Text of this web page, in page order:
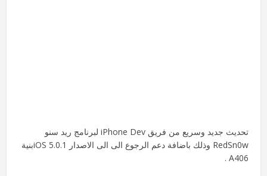
تحديث جديد وسريع من فريق iPhone Dev لبرنامج ريد سنو
RedSn0w وذلك باضافة دعم الرجوع الى الى الاصدار iOS 5.0.1بنية
A406 .